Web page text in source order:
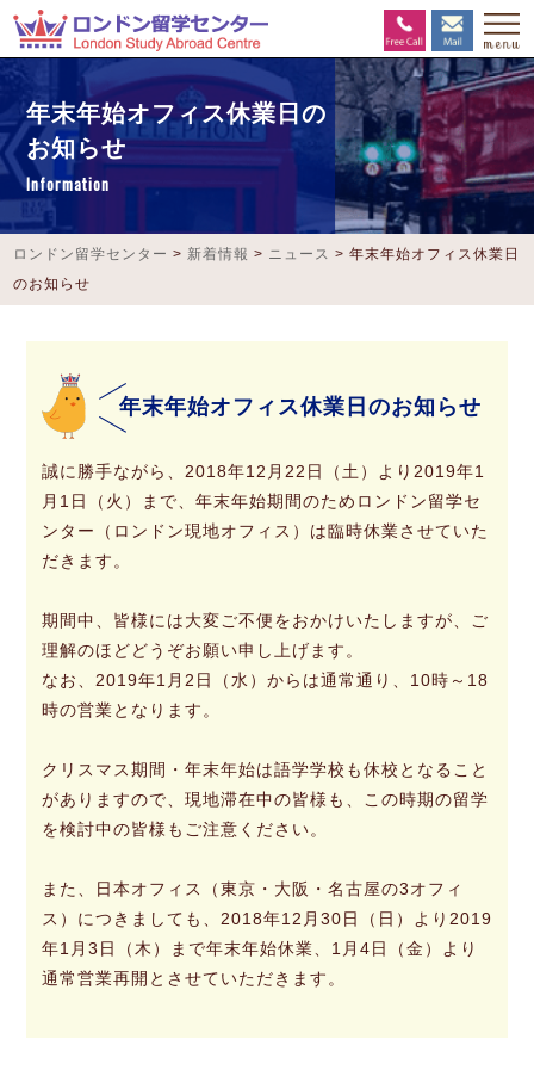
年末年始オフィス休業日の
お知らせ
Information
ロンドン留学センター > 新着情報 > ニュース >年末年始オフィス休業日
のお知らせ
年末年始オフィス休業日のお知らせ
誠に勝手ながら、2018年12月22日（土）より2019年1
月1日（火）まで、年末年始期間のためロンドン留学セ
ンター（ロンドン現地オフィス）は臨時休業させていた
だきます。
期間中、皆様には大変ご不便をおかけいたしますが、ご
理解のほどどうぞお願い申し上げます。
なお、2019年1月2日（水）からは通常通り、10時～18
時の営業となります。
クリスマス期間・年末年始は語学学校も休校となること
がありますので、現地滞在中の皆様も、この時期の留学
を検討中の皆様もご注意ください。
また、日本オフィス（東京・大阪・名古屋の3オフィ
ス）につきましても、2018年12月30日（日）より2019
年1月3日（木）まで年末年始休業、1月4日（金）より
通常営業再開とさせていただきます。